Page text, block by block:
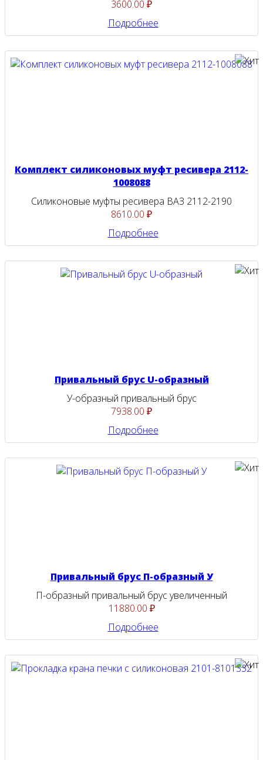
3600.00 ₽
Подробнее
Комплект силиконовых муфт ресивера 2112-
1008088
Силиконовые муфты ресивера ВАЗ 2112-2190
8610.00 ₽
Подробнее
Привальный брус U-образный
У-образный привальный брус
7938.00 ₽
Подробнее
Привальный брус П-образный У
П-образный привальный брус увеличенный
11880.00 ₽
Подробнее